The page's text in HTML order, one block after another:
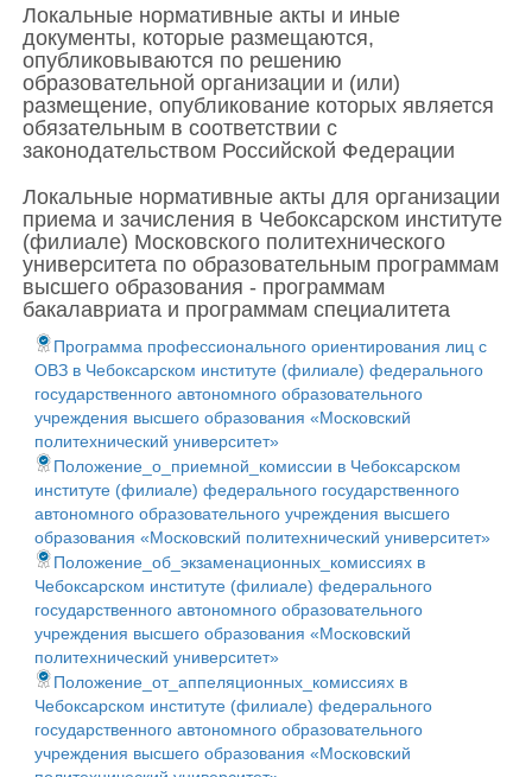
Локальные нормативные акты и иные
документы, которые размещаются,
опубликовываются по решению
образовательной организации и (или)
размещение, опубликование которых является
обязательным в соответствии с
законодательством Российской Федерации
Локальные нормативные акты для организации
приема и зачисления в Чебоксарском институте
(филиале) Московского политехнического
университета по образовательным программам
высшего образования - программам
бакалавриата и программам специалитета
Программа профессионального ориентирования лиц с
ОВЗ в Чебоксарском институте (филиале) федерального
государственного автономного образовательного
учреждения высшего образования «Московский
политехнический университет»
Положение_о_приемной_комиссии в Чебоксарском
институте (филиале) федерального государственного
автономного образовательного учреждения высшего
образования «Московский политехнический университет»
Положение_об_экзаменационных_комиссиях в
Чебоксарском институте (филиале) федерального
государственного автономного образовательного
учреждения высшего образования «Московский
политехнический университет»
Положение_от_аппеляционных_комиссиях в
Чебоксарском институте (филиале) федерального
государственного автономного образовательного
учреждения высшего образования «Московский